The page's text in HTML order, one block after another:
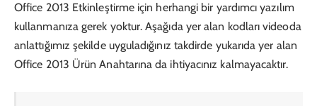
Office 2013 Etkinleştirme için herhangi bir yardımcı yazılım
kullanmanıza gerek yoktur. Aşağıda yer alan kodları videoda
anlattığımız şekilde uyguladığınız takdirde yukarıda yer alan
Office 2013 Ürün Anahtarına da ihtiyacınız kalmayacaktır.